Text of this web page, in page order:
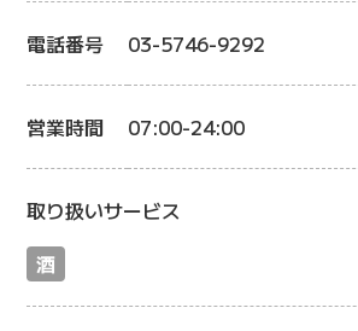
電話番号 03-5746-9292
営業時間 07:00-24:00
取り扱いサービス
酒